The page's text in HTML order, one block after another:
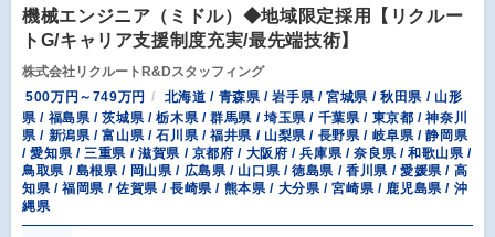
機械エンジニア（ミドル）◆地域限定採用【リクルー
トG/キャリア支援制度充実/最先端技術】
株式会社リクルートR&Dスタッフィング
500万円～749万円
北海道 / 青森県 / 岩手県 / 宮城県 / 秋田県 / 山形
県 / 福島県 / 茨城県 / 栃木県 / 群馬県 / 埼玉県 / 千葉県 / 東京都 / 神奈川
県 / 新潟県 / 富山県 / 石川県 / 福井県 / 山梨県 / 長野県 / 岐阜県 / 静岡県
/ 愛知県 / 三重県 / 滋賀県 / 京都府 / 大阪府 / 兵庫県 / 奈良県 / 和歌山県 /
鳥取県 / 島根県 / 岡山県 / 広島県 / 山口県 / 徳島県 / 香川県 / 愛媛県 / 高
知県 / 福岡県 / 佐賀県 / 長崎県 / 熊本県 / 大分県 / 宮崎県 / 鹿児島県 / 沖
縄県